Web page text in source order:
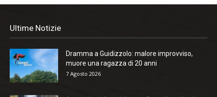
Ultime Notizie
Dramma a Guidizzolo: malore improvviso,
muore una ragazza di 20 anni
7 Agosto 2026